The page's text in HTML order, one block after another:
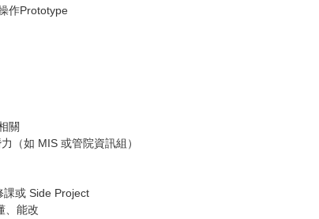
作Prototype
關
（如 MIS 或管院資訊組）
課或 Side Project
、能改